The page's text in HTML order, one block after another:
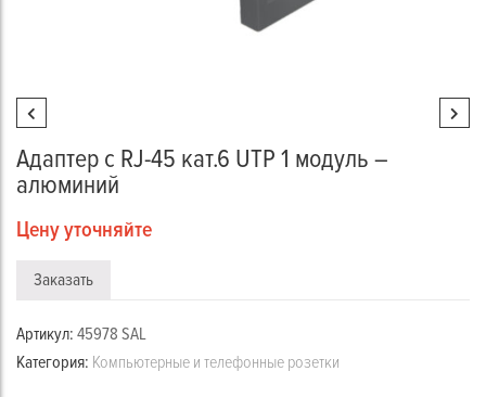
Адаптер с RJ-45 кат.6 UTP 1 модуль –
алюминий
Цену уточняйте
Заказать
Артикул: 45978 SAL
Категория: Компьютерные и телефонные розетки